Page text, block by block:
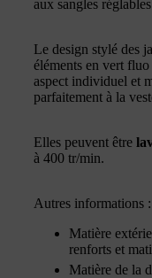
aux sangles
Le design stylé des
éléments en vert
aspect individuel et
parfaitement à la
Elles peuvent être
à 400 tr/min.
Autres informations :
Matière
renforts et
Matière de la